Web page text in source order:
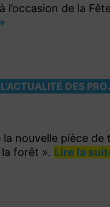
l’occasion de la
L’ACTUALITÉ DES
nouvelle pièce de
forêt ». Lire la